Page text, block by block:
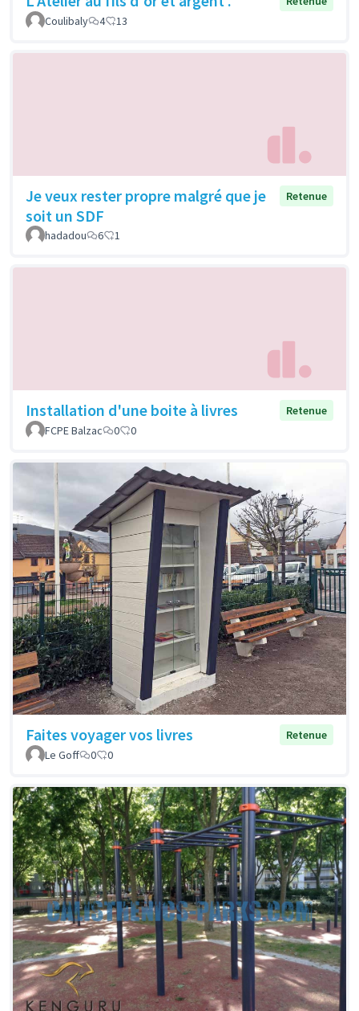
Coulibaly
4 13
Je veux rester propre malgré que je
soit un SDF
Retenue
hadadou 6 1
Installation d'une boite à livres
Retenue
FCPE Balzac
0 0
Faites voyager vos livres
Retenue
Le Goff
0 0